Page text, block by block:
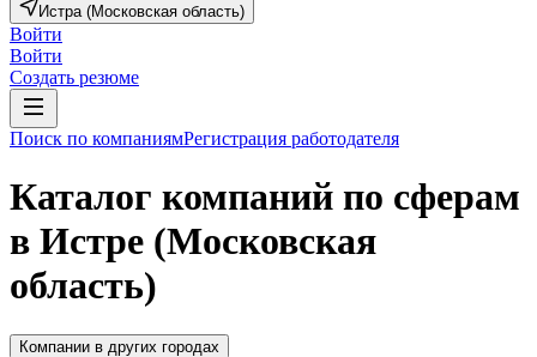
Истра (Московская область)
Войти
Войти
Создать резюме
Поиск по компаниямРегистрация работодателя
Каталог компаний по сферам
в Истре (Московская
область)
Компании в других городах